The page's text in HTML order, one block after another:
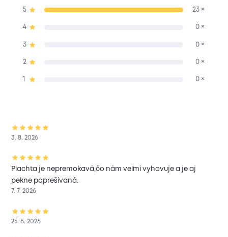
5 23 ×
4 0 ×
3 0 ×
2 0 ×
0 ×
3. 8. 2026
Plachta je nepremokavá,čo nám veľmi vyhovuje a je aj
pekne poprešívaná.
7. 7. 2026
25. 6. 2026